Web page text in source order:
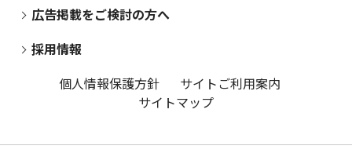
広告掲載をご検討の方へ
採用情報
個人情報保護方針
サイトご利用案内
サイトマップ